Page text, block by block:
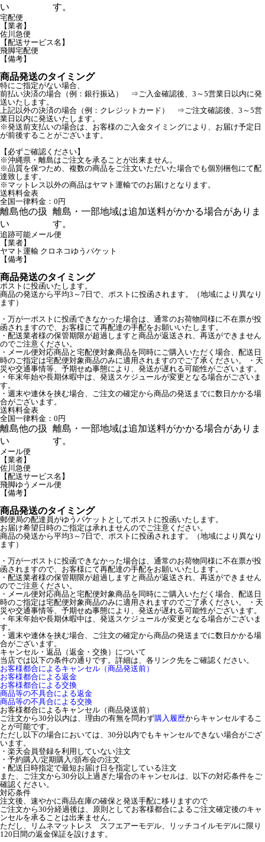
い
す。
宅配便
【業者】
佐川急便
【配送サービス名】
飛脚宅配便
【備考】
商品発送のタイミング
特にご指定がない場合、
前払い決済の場合（例：銀行振込） ⇒ご入金確認後、3～5営業日以内に発
送いたします。
上記以外の決済の場合（例：クレジットカード） ⇒ご注文確認後、3～5営
業日以内に発送いたします。
※発送前支払いの場合は、お客様のご入金タイミングにより、お届け予定日
が前後することがございます。
【必ずご確認ください】
※沖縄県・離島はご注文を承ることが出来ません。
※品質を保つため、複数の商品をご注文いただいた場合でも個別梱包にて配
達致します。
※マットレス以外の商品はヤマト運輸でのお届けとなります。
送料料金表
全国一律料金：0円
離島他の扱
い
離島・一部地域は追加送料がかかる場合がありま
す。
追跡可能メール便
【業者】
ヤマト運輸 クロネコゆうパケット
【備考】
商品発送のタイミング
ポストに投函いたします。
商品の発送から平均3～7日で、ポストに投函されます。（地域により異なり
ます）
・万が一ポストに投函できなかった場合は、通常のお荷物同様に不在票が投
函されますので、お客様にて再配達の手配をお願いいたします。
・配送業者様の保管期限が超過しますと商品が返送され、再送ができません
のでご注意ください。
・メール便対応商品と宅配便対象商品を同時にご購入いただく場合、配送日
時のご指定は宅配便対象商品のみに適用されますのでご了承ください。 ・天
災や交通事情等、予期せぬ事態により、発送が遅れる可能性がございます。
・年末年始や長期休暇中は、発送スケジュールが変更となる場合がございま
す。
・週末や連休を挟む場合、ご注文の確定から商品の発送までに数日かかる場
合がございます。
送料料金表
全国一律料金：0円
離島他の扱
い
離島・一部地域は追加送料がかかる場合がありま
す。
メール便
【業者】
佐川急便
【配送サービス名】
飛脚ゆうメール便
【備考】
商品発送のタイミング
郵便局の配達員がゆうパケットとしてポストに投函いたします。
お届け希望日時のご指定は承れませんのでご注意ください。
商品の発送から平均3～7日で、ポストに投函されます。（地域により異なり
ます）
・万が一ポストに投函できなかった場合は、通常のお荷物同様に不在票が投
函されますので、お客様にて再配達の手配をお願いいたします。
・配送業者様の保管期限が超過しますと商品が返送され、再送ができません
のでご注意ください。
・メール便対応商品と宅配便対象商品を同時にご購入いただく場合、配送日
時のご指定は宅配便対象商品のみに適用されますのでご了承ください。 ・天
災や交通事情等、予期せぬ事態により、発送が遅れる可能性がございます。
・年末年始や長期休暇中は、発送スケジュールが変更となる場合がございま
す。
・週末や連休を挟む場合、ご注文の確定から商品の発送までに数日かかる場
合がございます。
キャンセル・返品（返金・交換）について
当店では以下の条件の通りです。詳細は、各リンク先をご確認ください。
お客様都合によるキャンセル（商品発送前）
お客様都合による返金
お客様都合による交換
商品等の不具合による返金
商品等の不具合による交換
お客様都合によるキャンセル（商品発送前）
ご注文から30分以内は、理由の有無を問わず購入履歴からキャンセルするこ
とが可能です。
ただし以下の場合においては、30分以内でもキャンセルできない場合がござ
います。
・楽天会員登録を利用していない注文
・予約購入/定期購入/頒布会の注文
・配送日時指定で最短お届け日を指定している注文
また、ご注文から30分以上過ぎた場合のキャンセルは、以下の対応条件をご
確認ください。
対応条件
注文後、速やかに商品在庫の確保と発送手配に移りますので
ご注文から30分経過後は、原則としてお客様都合によるご注文確定後のキャ
ンセルを承ることは出来ません。
ただし、リムネマットレス スフエアーモデル、リッチコイルモデルに限り
120日間の返金保証を設けます。